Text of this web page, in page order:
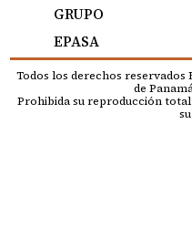
GRUPO
EPASA
Todos los derechos reservados
de
Prohibida su reproducción